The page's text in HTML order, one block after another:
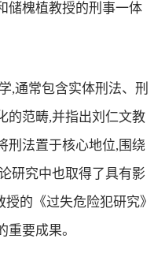
槐植教授的刑事一体
通常包含实体刑法、刑
的范畴,并指出刘仁文教
刑法置于核心地位,围绕
研究中也取得了具有影
的《过失危险犯研究》
要成果。